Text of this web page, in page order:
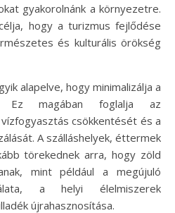
gyakorolnánk a környezetre.
hogy a turizmus fejlődése
és kulturális örökség
alapelve, hogy minimalizálja a
Ez magában foglalja az
csökkentését és a
A szálláshelyek, éttermek
törekednek arra, hogy zöld
mint például a megújuló
a helyi élelmiszerek
újrahasznosítása.